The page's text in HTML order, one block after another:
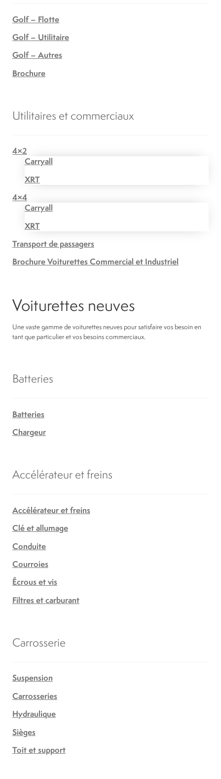
Golf – Flotte
Golf – Utilitaire
Golf – Autres
Brochure
Utilitaires et commerciaux
4×2
Carryall
XRT
4×4
Carryall
XRT
Transport de passagers
Brochure Voiturettes Commercial et Industriel
Voiturettes neuves
Une vaste gamme de voiturettes neuves pour satisfaire vos besoin en
tant que particulier et vos besoins commerciaux.
Batteries
Batteries
Chargeur
Accélérateur et freins
Accélérateur et freins
Clé et allumage
Conduite
Courroies
Écrous et vis
Filtres et carburant
Carrosserie
Suspension
Carrosseries
Hydraulique
Sièges
Toit et support